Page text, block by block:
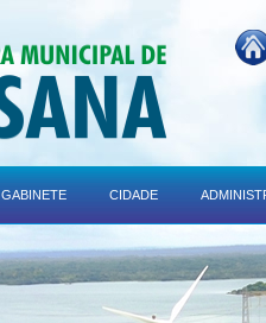
GABINETE CIDADE